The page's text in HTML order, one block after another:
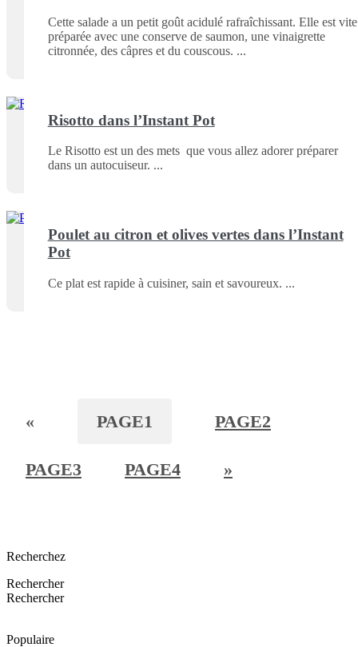
Cette salade a un petit goût acidulé rafraîchissant. Elle est vite
préparée avec une conserve de saumon, une vinaigrette
citronnée, des câpres et du couscous.
Risotto dans l’Instant Pot
Le Risotto est un des mets que vous allez adorer préparer
dans un autocuiseur.
Poulet au citron et olives vertes dans l’Instant
Pot
Ce plat est rapide à cuisiner, sain et savoureux.
« PAGE1 PAGE2
PAGE3 PAGE4 »
Recherchez
Rechercher
Rechercher
Populaire